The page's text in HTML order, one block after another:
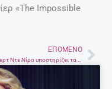
«The Impossible
ΕΠΌΜΕΝΟ
Ο Ρόμπερτ Ντε Νίρο υποστηρίζει τα όσα είπε η Μέριλ Στρίπ στις Χρυσές Σφαίρες